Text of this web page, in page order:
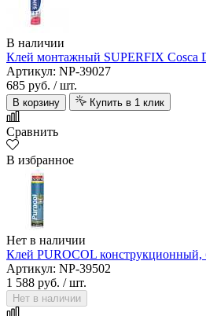
В наличии
Клей монтажный SUPERFIX Cosca
Артикул: NP-39027
685 руб. / шт.
В корзину Купить в 1 клик
Сравнить
В избранное
Нет в наличии
Клей PUROCOL конструкционный,
Артикул: NP-39502
1 588 руб. / шт.
Нет в наличии